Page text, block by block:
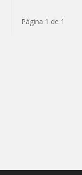
Página 1 de 1